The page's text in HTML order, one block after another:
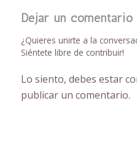
Dejar un comentario
¿Quieres unirte a la
Siéntete libre de contribuir!
Lo siento, debes estar
publicar un comentario.